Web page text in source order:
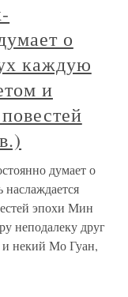
о
каждую
и
думает о
наслаждается
эпохи Мин
неподалеку друг
некий Мо Гуан,